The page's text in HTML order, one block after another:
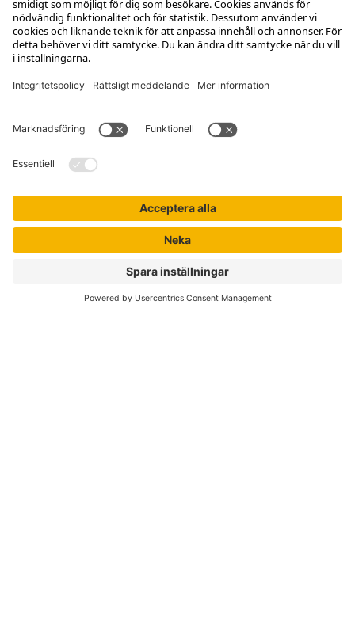
Kontakta kundservice
Jobba hos oss
Om Liber
Nyhetsbrev